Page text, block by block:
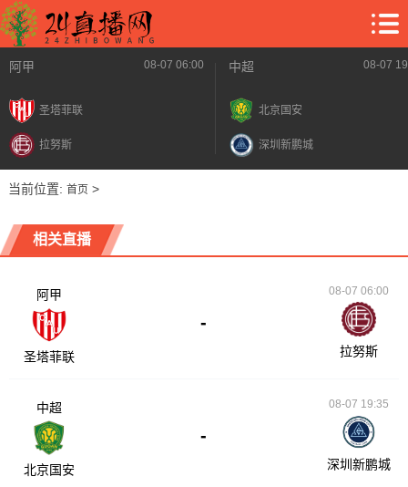
阿甲 08-07 06:00
圣塔菲联
拉努斯
中超 08-07
北京国安
深圳新鹏城
当前位置: 首页>
相关直播
阿甲
圣塔菲联
-
08-07 06:00
拉努斯
中超
北京国安
-
08-07 19:35
深圳新鹏城